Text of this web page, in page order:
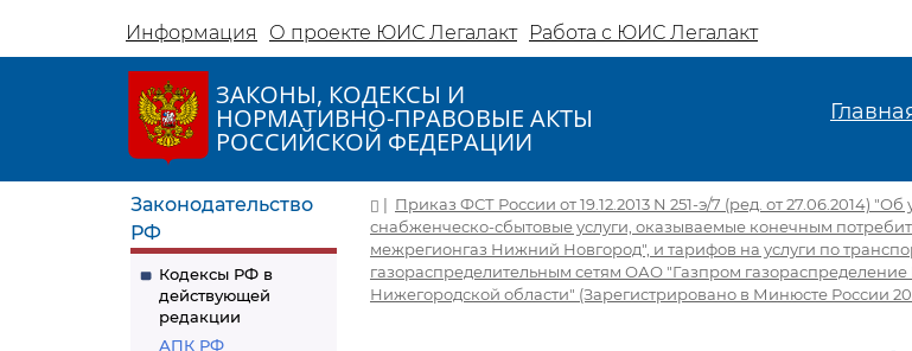
Информация О проекте ЮИС Легалакт Работа с ЮИС Легалакт
ЗАКОНЫ, КОДЕКСЫ И
НОРМАТИВНО-ПРАВОВЫЕ АКТЫ
РОССИЙСКОЙ ФЕДЕРАЦИИ
Законодательство
РФ
Кодексы РФ в
действующей
редакции
АПК РФ
| Приказ ФСТ России от 19.12.2013 N 251-э/7 (ред. от 27.06.2014)
снабженческо-сбытовые услуги, оказываемые конечным
межрегионгаз Нижний Новгород", и тарифов на услуги по
газораспределительным сетям ОАО "Газпром
Нижегородской области" (Зарегистрировано в Минюсте России